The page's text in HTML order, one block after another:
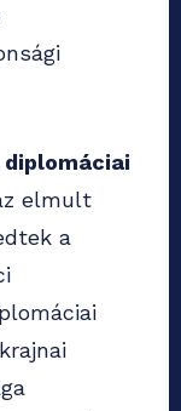
diplomáciai
elmult
a